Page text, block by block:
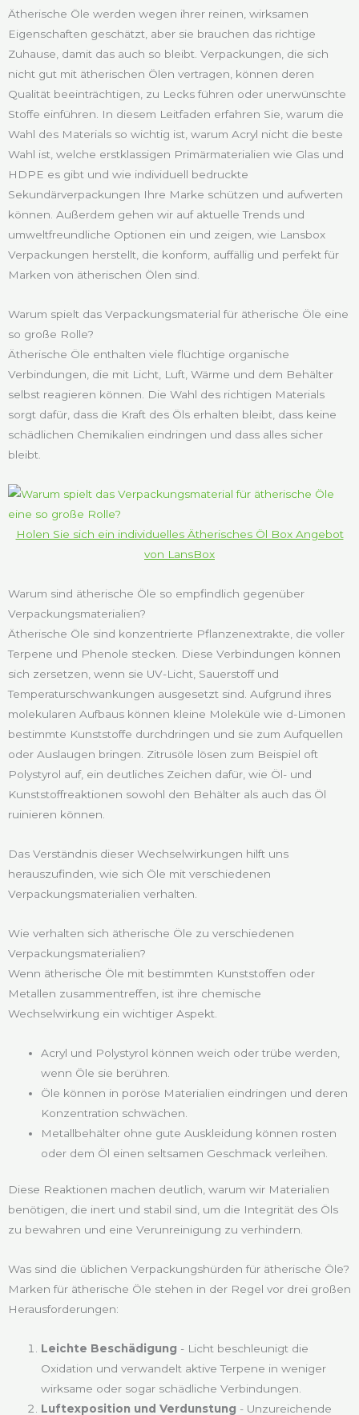
Ätherische Öle werden wegen ihrer reinen, wirksamen
Eigenschaften geschätzt, aber sie brauchen das richtige
Zuhause, damit das auch so bleibt. Verpackungen, die sich
nicht gut mit ätherischen Ölen vertragen, können deren
Qualität beeinträchtigen, zu Lecks führen oder unerwünschte
Stoffe einführen. In diesem Leitfaden erfahren Sie, warum die
Wahl des Materials so wichtig ist, warum Acryl nicht die beste
Wahl ist, welche erstklassigen Primärmaterialien wie Glas und
HDPE es gibt und wie individuell bedruckte
Sekundärverpackungen Ihre Marke schützen und aufwerten
können. Außerdem gehen wir auf aktuelle Trends und
umweltfreundliche Optionen ein und zeigen, wie Lansbox
Verpackungen herstellt, die konform, auffällig und perfekt für
Marken von ätherischen Ölen sind.
Warum spielt das Verpackungsmaterial für ätherische Öle eine
so große Rolle?
Ätherische Öle enthalten viele flüchtige organische
Verbindungen, die mit Licht, Luft, Wärme und dem Behälter
selbst reagieren können. Die Wahl des richtigen Materials
sorgt dafür, dass die Kraft des Öls erhalten bleibt, dass keine
schädlichen Chemikalien eindringen und dass alles sicher
bleibt.
Holen Sie sich ein individuelles Ätherisches Öl Box Angebot
von LansBox
Warum sind ätherische Öle so empfindlich gegenüber
Verpackungsmaterialien?
Ätherische Öle sind konzentrierte Pflanzenextrakte, die voller
Terpene und Phenole stecken. Diese Verbindungen können
sich zersetzen, wenn sie UV-Licht, Sauerstoff und
Temperaturschwankungen ausgesetzt sind. Aufgrund ihres
molekularen Aufbaus können kleine Moleküle wie d-Limonen
bestimmte Kunststoffe durchdringen und sie zum Aufquellen
oder Auslaugen bringen. Zitrusöle lösen zum Beispiel oft
Polystyrol auf, ein deutliches Zeichen dafür, wie Öl- und
Kunststoffreaktionen sowohl den Behälter als auch das Öl
ruinieren können.
Das Verständnis dieser Wechselwirkungen hilft uns
herauszufinden, wie sich Öle mit verschiedenen
Verpackungsmaterialien verhalten.
Wie verhalten sich ätherische Öle zu verschiedenen
Verpackungsmaterialien?
Wenn ätherische Öle mit bestimmten Kunststoffen oder
Metallen zusammentreffen, ist ihre chemische
Wechselwirkung ein wichtiger Aspekt.
Acryl und Polystyrol können weich oder trübe werden,
wenn Öle sie berühren.
Öle können in poröse Materialien eindringen und deren
Konzentration schwächen.
Metallbehälter ohne gute Auskleidung können rosten
oder dem Öl einen seltsamen Geschmack verleihen.
Diese Reaktionen machen deutlich, warum wir Materialien
benötigen, die inert und stabil sind, um die Integrität des Öls
zu bewahren und eine Verunreinigung zu verhindern.
Was sind die üblichen Verpackungshürden für ätherische Öle?
Marken für ätherische Öle stehen in der Regel vor drei großen
Herausforderungen:
Leichte Beschädigung - Licht beschleunigt die
Oxidation und verwandelt aktive Terpene in weniger
wirksame oder sogar schädliche Verbindungen.
Luftexposition und Verdunstung - Unzureichende